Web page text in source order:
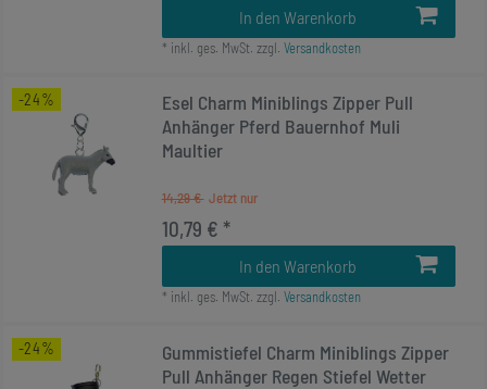
In den Warenkorb
* inkl. ges. MwSt. zzgl. Versandkosten
-24%
Esel Charm Miniblings Zipper Pull
Anhänger Pferd Bauernhof Muli
Maultier
14,29 €
10,79 € *
In den Warenkorb
* inkl. ges. MwSt. zzgl. Versandkosten
-24%
Gummistiefel Charm Miniblings Zipper
Pull Anhänger Regen Stiefel Wetter